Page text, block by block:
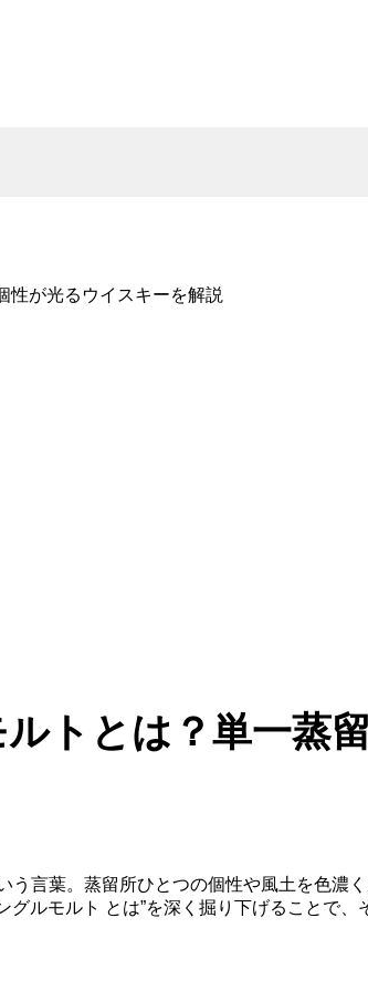
性が光るウイスキーを解説
トとは？単一蒸
う言葉。蒸留所ひとつの個性や風土を色
グルモルト とは”を深く掘り下げることで